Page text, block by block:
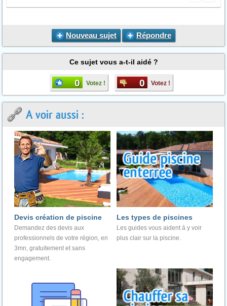
Nouveau sujet Répondre
Ce sujet vous a-t-il aidé ?
0 Votez ! 0 Votez !
A voir aussi :
Devis création de piscine
Demandez des devis aux
professionnels de votre région, en
3mn, gratuitement et sans
engagement.
Les types de piscines
Les guides vous aident à y voir
plus clair sur la piscine.